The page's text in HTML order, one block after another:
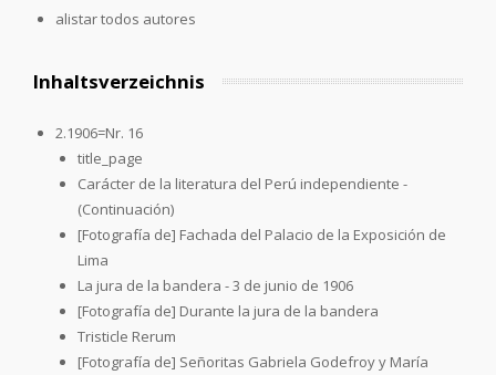
alistar todos autores
Inhaltsverzeichnis
2.1906=Nr. 16
title_page
Carácter de la literatura del Perú independiente -
(Continuación)
[Fotografía de] Fachada del Palacio de la Exposición de
Lima
La jura de la bandera - 3 de junio de 1906
[Fotografía de] Durante la jura de la bandera
Tristicle Rerum
[Fotografía de] Señoritas Gabriela Godefroy y María